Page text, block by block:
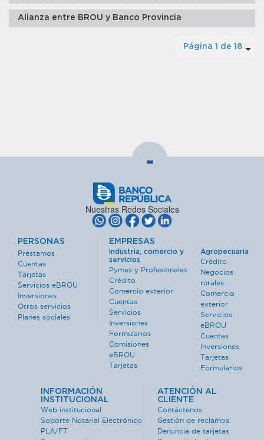
Alianza entre BROU y Banco Provincia
Página 1 de 18
-
Nuestras Redes Sociales
PERSONAS
Préstamos
Cuentas
Tarjetas
Servicios eBROU
Inversiones
Otros servicios
Planes sociales
EMPRESAS
Industria, comercio y
servicios
Pymes y Profesionales
Crédito
Comercio exterior
Cuentas
Servicios
Inversiones
Formularios
Comisiones
eBROU
Tarjetas
Agropecuaria
Crédito
Negocios
rurales
Comercio
exterior
Servicios
eBROU
Cuentas
Inversiones
Tarjetas
Formularios
INFORMACIÓN
INSTITUCIONAL
Web institucional
Soporte Notarial Electrónico
PLA/FT
ATENCIÓN AL
CLIENTE
Contáctenos
Gestión de reclamos
Denuncia de tarjetas